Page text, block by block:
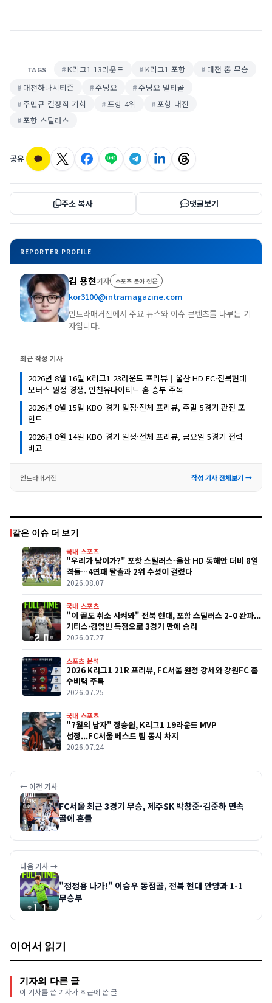
TAGS K리그1 13라운드 K리그1 포항
대전 홈 무승
대전하나시티즌
주닝요
주닝요 멀티골
주민규 결정적 기회
포항 4위
포항 대전
포항 스틸러스
공유
주소 복사 댓글보기
REPORTER PROFILE
김 용현기자 스포츠 분야 전문
kor3100@intramagazine.com
인트라매거진에서 주요 뉴스와 이슈 콘텐츠를 다루는 기
자입니다.
최근 작성 기사
2026년 8월 16일 K리그1 23라운드 프리뷰｜울산 HD FC·전북현대
모터스 원정 경쟁, 인천유나이티드 홈 승부 주목
2026년 8월 15일 KBO 경기 일정·전체 프리뷰, 주말 5경기 관전 포
인트
2026년 8월 14일 KBO 경기 일정·전체 프리뷰, 금요일 5경기 전력
비교
인트라매거진 작성 기사 전체보기 →
같은 이슈 더 보기
국내 스포츠
"우리가 남이가?" 포항 스틸러스-울산 HD 동해안 더비 8일
격돌…4연패 탈출과 2위 수성이 걸렸다
2026.08.07
국내 스포츠
"이 골도 취소 시켜봐" 전북 현대, 포항 스틸러스 2-0 완파...
기티스·김영빈 득점으로 3경기 만에 승리
2026.07.27
스포츠 분석
2026 K리그1 21R 프리뷰, FC서울 원정 강세와 강원FC 홈
수비력 주목
2026.07.25
국내 스포츠
"7월의 남자" 정승원, K리그1 19라운드 MVP
선정...FC서울 베스트 팀 동시 차지
2026.07.24
← 이전 기사
FC서울 최근 3경기 무승, 제주SK 박창준·김준하 연속
골에 흔들
다음 기사 →
"정정용 나가!" 이승우 동점골, 전북 현대 안양과 1-1
무승부
이어서 읽기
기자의 다른 글
이 기사를 쓴 기자가 최근에 쓴 글